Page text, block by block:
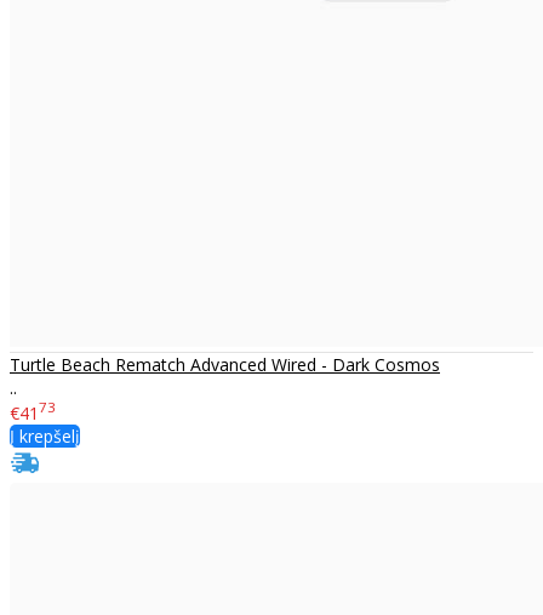
Turtle Beach Rematch Advanced Wired - Dark Cosmos
..
€41 73
Į krepšelį